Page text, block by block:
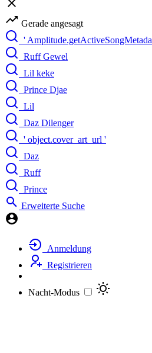
Gerade angesagt
'
Ruff Gewel
Lil keke
Prince Djae
Lil
Daz Dilenger
' object.cover_art_url '
Daz
Ruff
Prince
Erweiterte Suche
Anmeldung
Registrieren
Nacht-Modus